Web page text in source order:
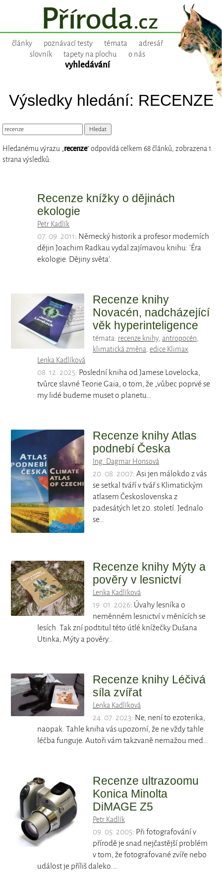
články poznávací testy témata
adresář
slovník
tapety na plochu o nás
vyhledávání
Výsledky hledání: RECENZE
Hledanému výrazu „recenze“ odpovídá celkem 68 článků, zobrazena 1.
strana výsledků:
Recenze knížky o dějinách
ekologie
Petr Kadlík
07. 09. 2011: Německý historik a profesor moderních
dějin Joachim Radkau vydal zajímavou knihu: 'Éra
ekologie. Dějiny světa'.
Recenze knihy
Novacén, nadcházející
věk hyperinteligence
témata: recenze knihy, antropocén,
klimatická změna, edice Klimax
Lenka Kadlíková
08. 12. 2025: Poslední kniha od Jamese Lovelocka,
tvůrce slavné Teorie Gaia, o tom, že „vůbec poprvé se
my lidé budeme muset o planetu…
Recenze knihy Atlas
podnebí Česka
Ing. Dagmar Honsová
20. 08. 2007: Asi jen málokdo z vás
se setkal tváří v tvář s Klimatickým
atlasem Československa z
padesátých let 20. století. Jednalo
se…
Recenze knihy Mýty a
pověry v lesnictví
Lenka Kadlíková
19. 01. 2026: Úvahy lesníka o
neměnném lesnictví v měnících se
lesích. Tak zní podtitul této útlé knížečky Dušana
Utinka, Mýty a pověry…
Recenze knihy Léčivá
síla zvířat
Lenka Kadlíková
24. 07. 2023: Ne, není to ezoterika,
naopak. Tahle kniha vás upozorní, že ne vždy tahle
léčba funguje. Autoři vám takzvaně nemažou med…
Recenze ultrazoomu
Konica Minolta
DiMAGE Z5
Petr Kadlík
09. 05. 2005: Při fotografování v
přírodě je snad nejčastější problém
v tom, že fotografované zvíře nebo
událost je příliš daleko.…